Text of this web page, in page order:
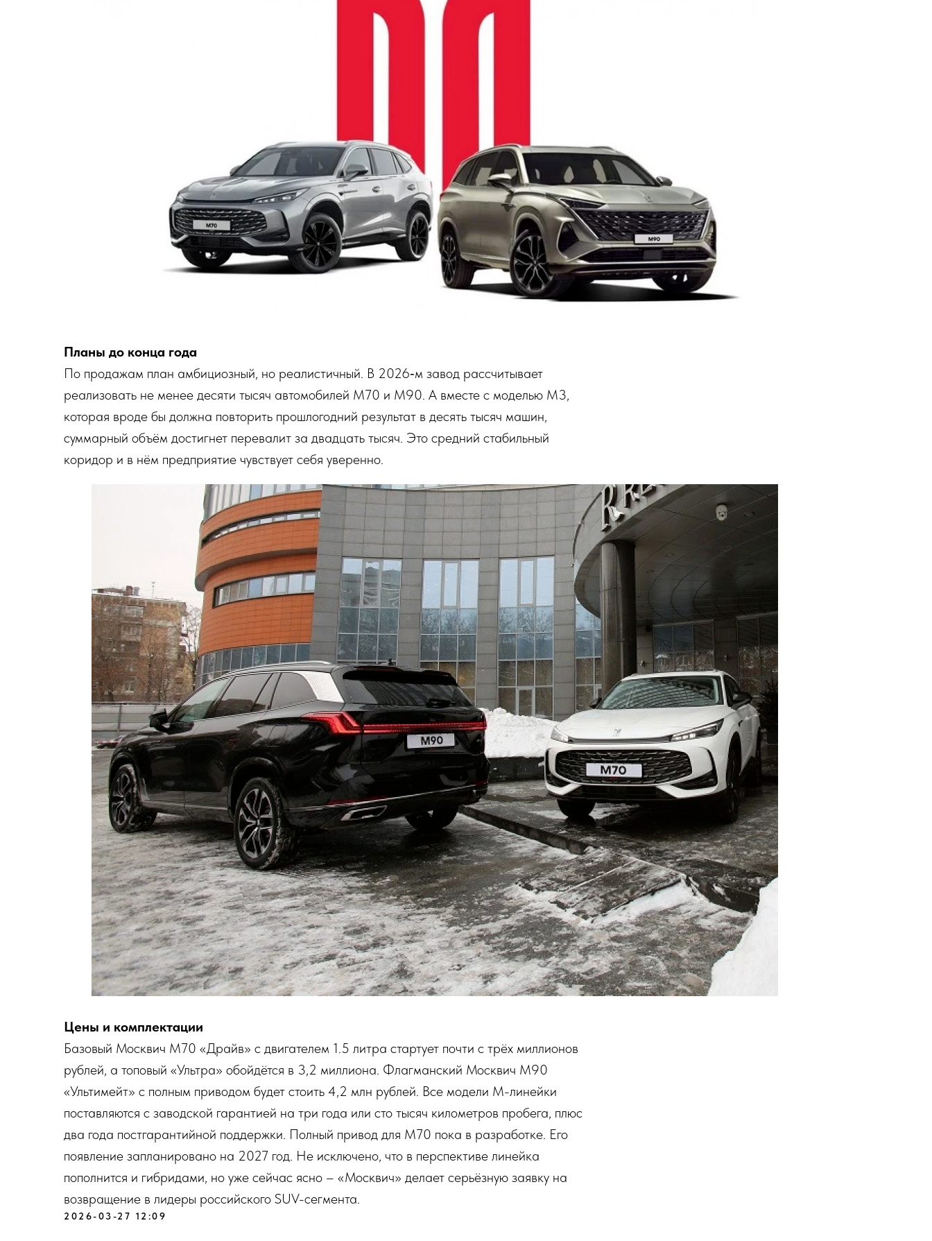
Планы до конца года
По продажам план амбициозный, но реалистичный. В 2026‑м завод рассчитывает
реализовать не менее десяти тысяч автомобилей М70 и М90. А вместе с моделью М3,
которая вроде бы должна повторить прошлогодний результат в десять тысяч машин,
суммарный объём достигнет перевалит за двадцать тысяч. Это средний стабильный
коридор и в нём предприятие чувствует себя уверенно.
Цены и комплектации
Базовый Москвич М70 «Драйв» с двигателем 1.5 литра стартует почти с трёх миллионов
рублей, а топовый «Ультра» обойдётся в 3,2 миллиона. Флагманский Москвич М90
«Ультимейт» с полным приводом будет стоить 4,2 млн рублей. Все модели М-линейки
поставляются с заводской гарантией на три года или сто тысяч километров пробега, плюс
два года постгарантийной поддержки. Полный привод для М70 пока в разработке. Его
появление запланировано на 2027 год. Не исключено, что в перспективе линейка
пополнится и гибридами, но уже сейчас ясно – «Москвич» делает серьёзную заявку на
возвращение в лидеры российского SUV-сегмента.
2026-03-27 12:09